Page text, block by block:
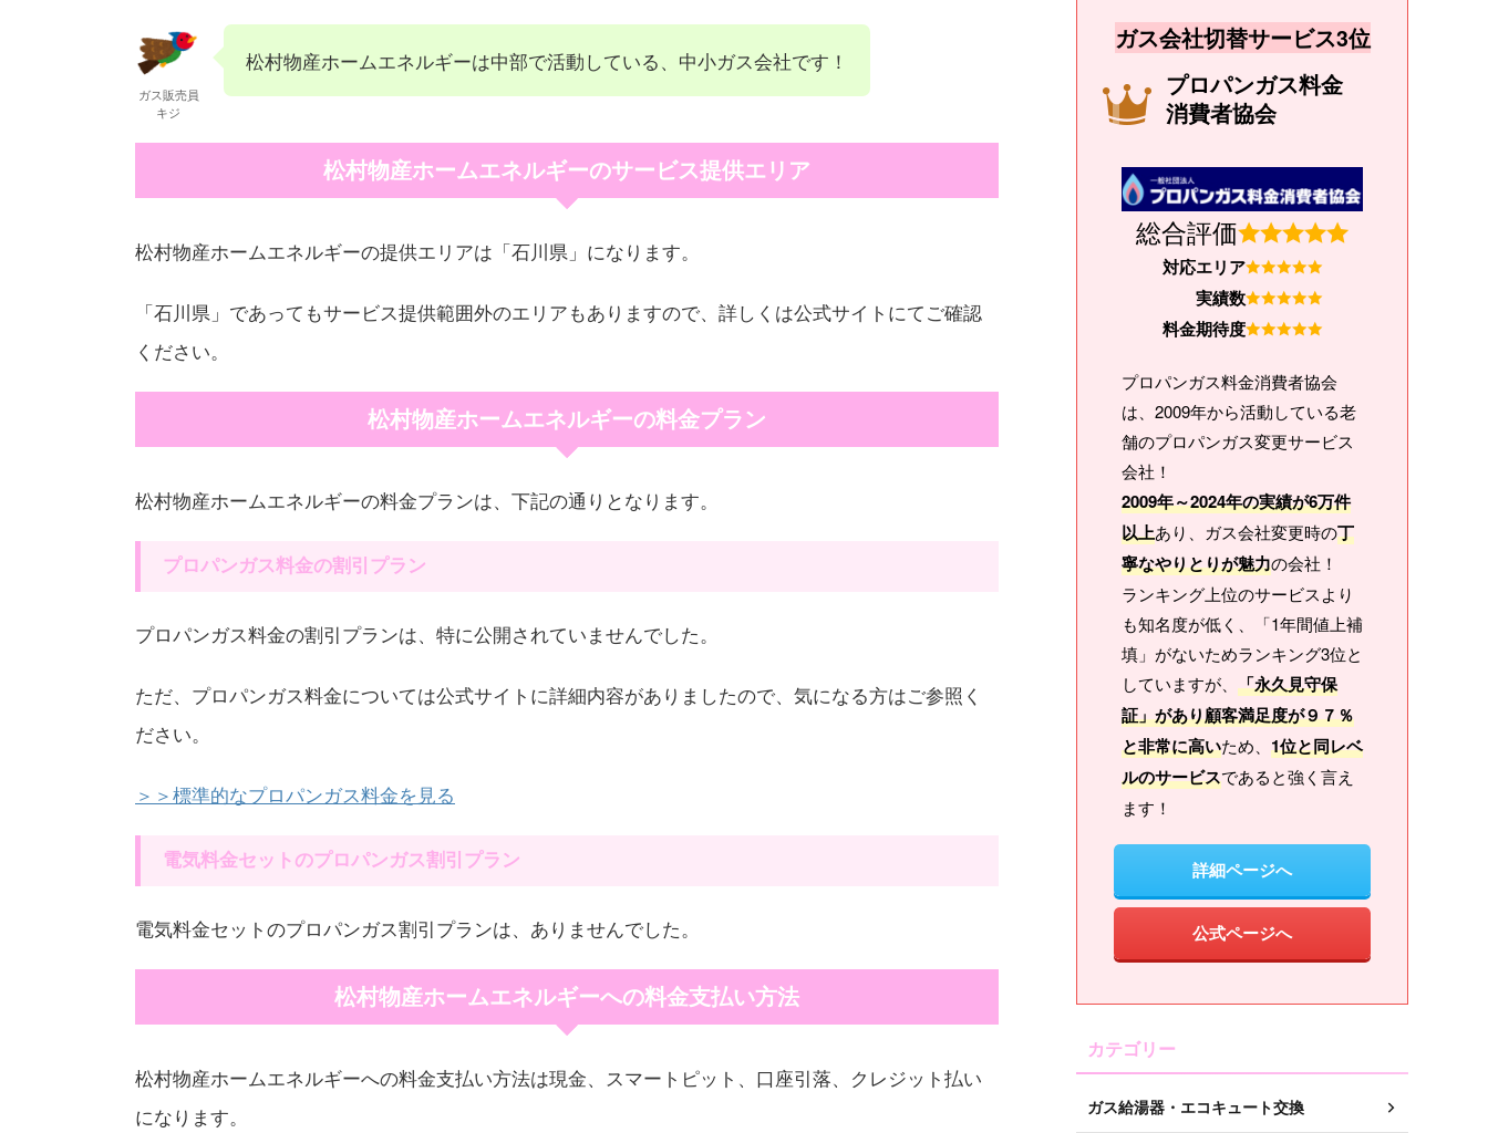
ガス販売員
キジ
松村物産ホームエネルギーは中部で活動している、中小ガス会社です！
松村物産ホームエネルギーのサービス提供エリア
松村物産ホームエネルギーの提供エリアは「石川県」になります。
「石川県」であってもサービス提供範囲外のエリアもありますので、詳しくは公式サイトにてご確認
ください。
松村物産ホームエネルギーの料金プラン
松村物産ホームエネルギーの料金プランは、下記の通りとなります。
プロパンガス料金の割引プラン
プロパンガス料金の割引プランは、特に公開されていませんでした。
ただ、プロパンガス料金については公式サイトに詳細内容がありましたので、気になる方はご参照く
ださい。
＞＞標準的なプロパンガス料金を見る
電気料金セットのプロパンガス割引プラン
電気料金セットのプロパンガス割引プランは、ありませんでした。
松村物産ホームエネルギーへの料金支払い方法
松村物産ホームエネルギーへの料金支払い方法は現金、スマートピット、口座引落、クレジット払い
になります。
ガス会社切替サービス3位
プロパンガス料金
消費者協会
総合評価
対応エリア
実績数
料金期待度
プロパンガス料金消費者協会
は、2009年から活動している老
舗のプロパンガス変更サービス
会社！
2009年～2024年の実績が6万件
以上あり、ガス会社変更時の丁
寧なやりとりが魅力の会社！
ランキング上位のサービスより
も知名度が低く、「1年間値上補
填」がないためランキング3位と
していますが、 「永久見守保
証」があり顧客満足度が９７％
と非常に高いため、 1位と同レベ
ルのサービスであると強く言え
ます！
詳細ページへ
公式ページへ
カテゴリー
ガス給湯器・エコキュート交換